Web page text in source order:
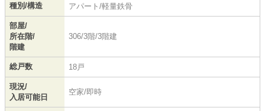
種別/構造 アパート/軽量鉄骨
部屋/
所在階/
階建
306/3階/3階建
総戸数 18戸
現況/
入居可能日
空家/即時